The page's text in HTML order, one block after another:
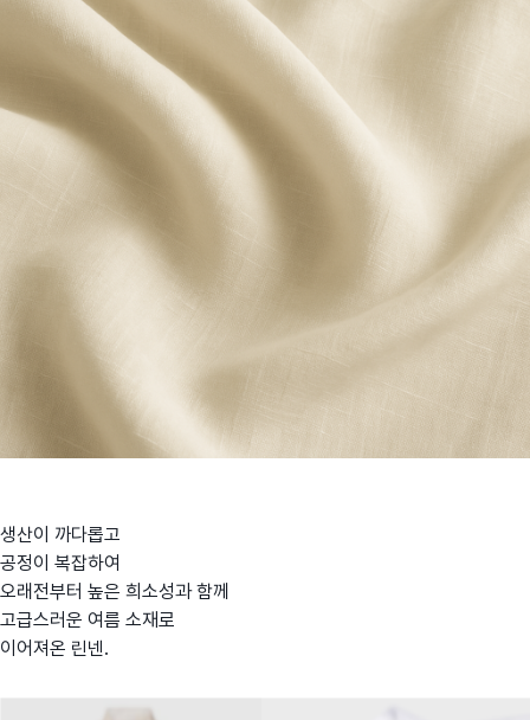
생산이 까다롭고
공정이 복잡하여
오래전부터 높은 희소성과 함께
고급스러운 여름 소재로
이어져온 린넨.